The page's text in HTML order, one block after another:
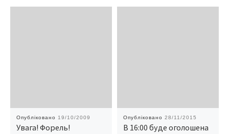
Опубліковано 19/10/2009
Увага! Форель!
Опубліковано 28/11/2015
В 16:00 буде оголошена